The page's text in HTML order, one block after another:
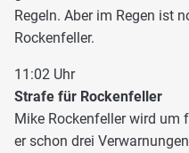
Regeln. Aber im Regen ist
Rockenfeller.
11:02 Uhr
Strafe für Rockenfeller
Mike Rockenfeller wird um
er schon drei